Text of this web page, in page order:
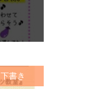
下書き